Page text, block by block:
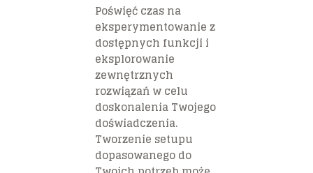
Poświęć czas na
eksperymentowanie z
dostępnych funkcji i
eksplorowanie
zewnętrznych
rozwiązań w celu
doskonalenia Twojego
doświadczenia.
Tworzenie setupu
dopasowanego do